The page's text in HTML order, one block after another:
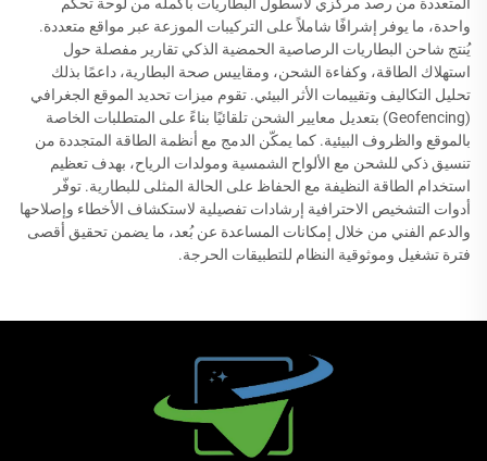
واحدة، ما يوفر إشرافًا شاملاً على التركيبات الموزعة عبر مواقع متعددة.
يُنتج شاحن البطاريات الرصاصية الحمضية الذكي تقارير مفصلة حول
استهلاك الطاقة، وكفاءة الشحن، ومقاييس صحة البطارية، داعمًا بذلك
تحليل التكاليف وتقييمات الأثر البيئي. تقوم ميزات تحديد الموقع الجغرافي
(Geofencing) بتعديل معايير الشحن تلقائيًا بناءً على المتطلبات الخاصة
بالموقع والظروف البيئية. كما يمكّن الدمج مع أنظمة الطاقة المتجددة من
تنسيق ذكي للشحن مع الألواح الشمسية ومولدات الرياح، بهدف تعظيم
استخدام الطاقة النظيفة مع الحفاظ على الحالة المثلى للبطارية. توفّر
أدوات التشخيص الاحترافية إرشادات تفصيلية لاستكشاف الأخطاء وإصلاحها
والدعم الفني من خلال إمكانات المساعدة عن بُعد، ما يضمن تحقيق أقصى
فترة تشغيل وموثوقية النظام للتطبيقات الحرجة.